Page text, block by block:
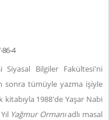
86-4
Bilgiler Fakültesi'ni
sonra tümüyle yazma işiyle
1988'de Yaşar Nabi
Yağmur Ormanıadlı masal